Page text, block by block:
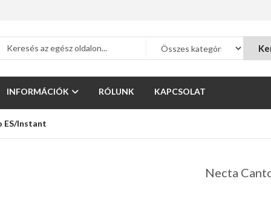
INFORMÁCIÓK RÓLUNK KAPCSOLAT
ES/Instant
Necta